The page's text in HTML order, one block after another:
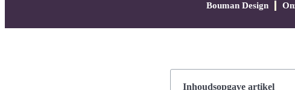
Bouman Design
Inhoudsopgave artikel